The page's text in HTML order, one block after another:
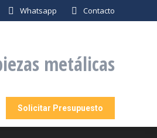
Whatsapp Contacto
metálicas
Solicitar Presupuesto